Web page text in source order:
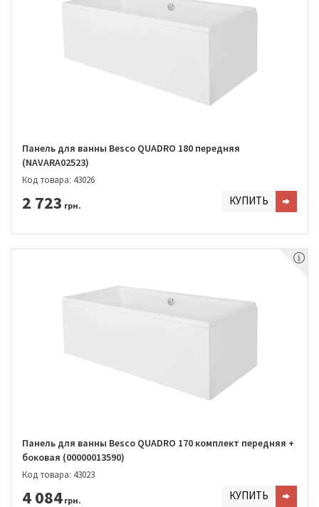
Панель для ванны Besco QUADRO 180 передняя
(NAVARA02523)
Код товара: 43026
2 723 грн. КУПИТЬ
Панель для ванны Besco QUADRO 170 комплект передняя +
боковая (00000013590)
Код товара: 43023
4 084 грн. КУПИТЬ